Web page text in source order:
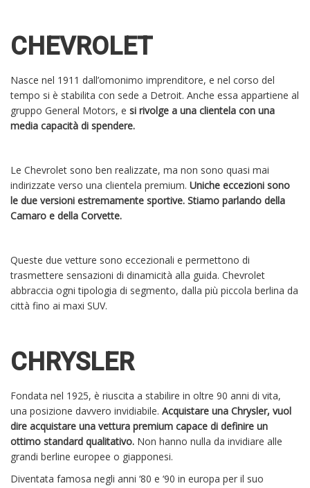
CHEVROLET
Nasce nel 1911 dall’omonimo imprenditore, e nel corso del
tempo si è stabilita con sede a Detroit. Anche essa appartiene al
gruppo General Motors, e si rivolge a una clientela con una
media capacità di spendere.
Le Chevrolet sono ben realizzate, ma non sono quasi mai
indirizzate verso una clientela premium. Uniche eccezioni sono
le due versioni estremamente sportive. Stiamo parlando della
Camaro e della Corvette.
Queste due vetture sono eccezionali e permettono di
trasmettere sensazioni di dinamicità alla guida. Chevrolet
abbraccia ogni tipologia di segmento, dalla più piccola berlina da
città fino ai maxi SUV.
CHRYSLER
Fondata nel 1925, è riuscita a stabilire in oltre 90 anni di vita,
una posizione davvero invidiabile. Acquistare una Chrysler, vuol
dire acquistare una vettura premium capace di definire un
ottimo standard qualitativo. Non hanno nulla da invidiare alle
grandi berline europee o giapponesi.
Diventata famosa negli anni ‘80 e ‘90 in europa per il suo